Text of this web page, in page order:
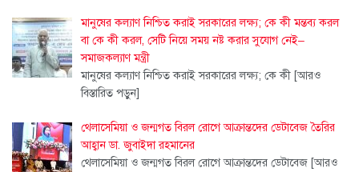
মানুষের কল্যাণ নিশ্চিত করাই সরকারের লক্ষ্য; কে কী মন্তব্য করল
বা কে কী করল, সেটি নিয়ে সময় নষ্ট করার সুযোগ নেই–
সমাজকল্যাণ মন্ত্রী
মানুষের কল্যাণ নিশ্চিত করাই সরকারের লক্ষ্য; কে কী [আরও
বিস্তারিত পড়ুন]
থেলাসেমিয়া ও জন্মগত বিরল রোগে আক্রান্তদের ডেটাবেজ তৈরির
আহ্বান ডা. জুবাইদা রহমানের
থেলাসেমিয়া ও জন্মগত বিরল রোগে আক্রান্তদের ডেটাবেজ [আরও